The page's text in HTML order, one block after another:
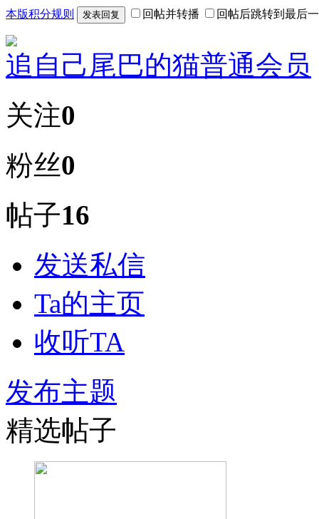
本版积分规则 发表回复 回帖并转播 回帖后跳转到最后
追自己尾巴的猫普通会员
关注0
粉丝0
帖子16
发送私信
Ta的主页
收听TA
发布主题
精选帖子